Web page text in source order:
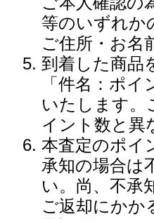
等のいずれか
ご住所・お名
到着した商品
「件名：ポ
いたします。
イント数と異
本査定のポイ
承知の場合は
い。尚、不承
ご返却にかか